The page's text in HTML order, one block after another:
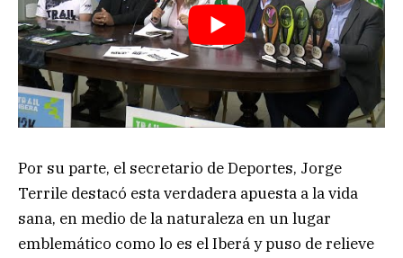
Por su parte, el secretario de Deportes, Jorge
Terrile destacó esta verdadera apuesta a la vida
sana, en medio de la naturaleza en un lugar
emblemático como lo es el Iberá y puso de relieve